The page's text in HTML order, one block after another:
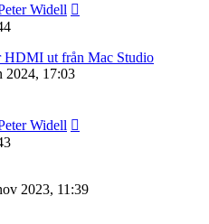
Widell
HDMI ut från Mac Studio
2024, 17:03
Widell
2023, 11:39